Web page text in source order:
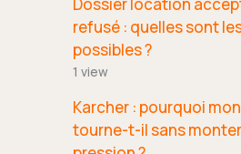
refusé : quelles sont
possibles ?
1 view
Karcher : pourquoi
tourne-t-il sans